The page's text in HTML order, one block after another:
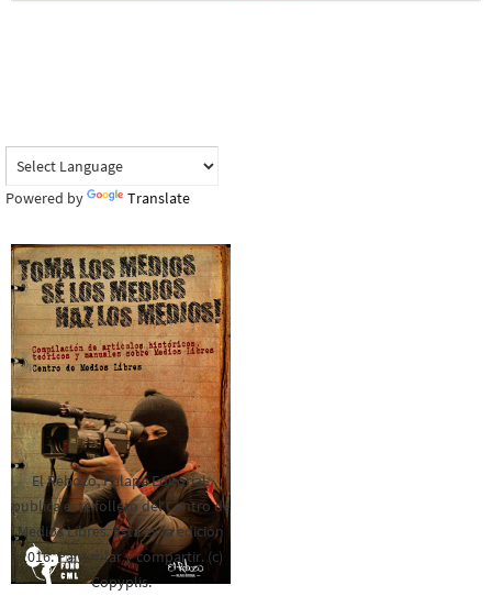
Powered by Translate
El Rebozo, Palapa Editorial,
publica este folleto del Centro de
Medios Libres. Esta es la edición
2016. Para rolar y compartir. (c)
Copyplis.